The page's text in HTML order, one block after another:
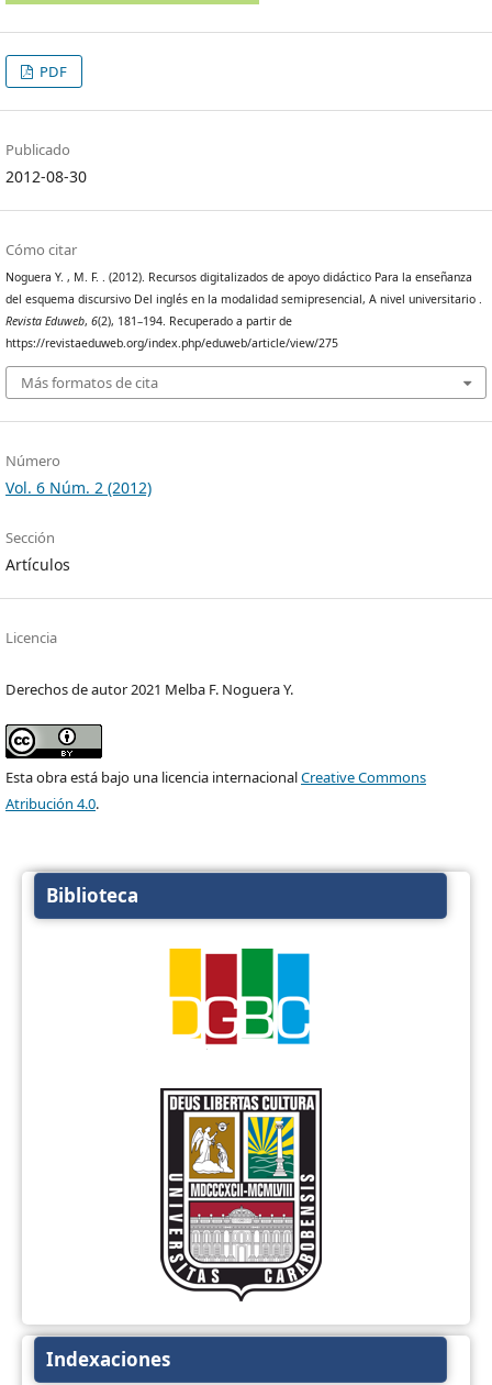
PDF
Publicado
2012-08-30
Cómo citar
Noguera Y. , M. F. . (2012). Recursos digitalizados de apoyo didáctico Para la enseñanza
del esquema discursivo Del inglés en la modalidad semipresencial, A nivel universitario .
Revista Eduweb,6(2), 181–194. Recuperado a partir de
https://revistaeduweb.org/index.php/eduweb/article/view/275
Más formatos de cita
Número
Vol. 6 Núm. 2 (2012)
Sección
Artículos
Licencia
Derechos de autor 2021 Melba F. Noguera Y.
Esta obra está bajo una licencia internacionalCreative Commons
Atribución 4.0.
Biblioteca
Indexaciones